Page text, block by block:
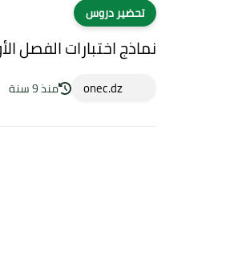
تحضير دروس
نماذج اختبارات الفصل
onec.dz منذ 9 سنة